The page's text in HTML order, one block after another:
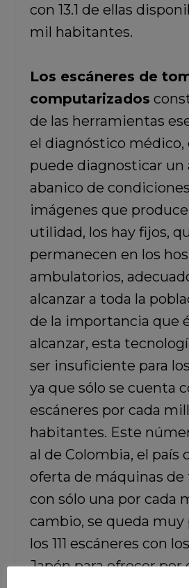
con 13.1 de ellas
mil habitantes.
Los escáneres de
computarizados
de las herramientas
el diagnóstico médico,
puede diagnosticar un
abanico de
imágenes que
utilidad, los hay fijos,
permanecen en los
ambulatorios,
alcanzar a toda la
de la importancia que
alcanzar, esta
ser insuficiente para
ya que sólo se cuenta
escáneres por cada
habitantes. Este
al de Colombia, el país
oferta de máquinas de
con sólo una por cada
cambio, se queda muy
los 111 escáneres con
Japón para ofrecer por